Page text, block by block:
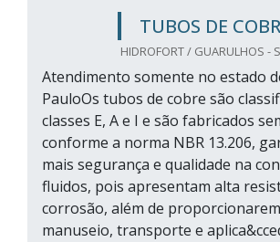
TUBOS DE
HIDROFORT / GUARULHOS -
Atendimento somente no estado
PauloOs tubos de cobre são
classes E, A e I e são fabricados
conforme a norma NBR 13.206,
mais segurança e qualidade na
fluidos, pois apresentam alta
corrosão, além de
manuseio, transporte e